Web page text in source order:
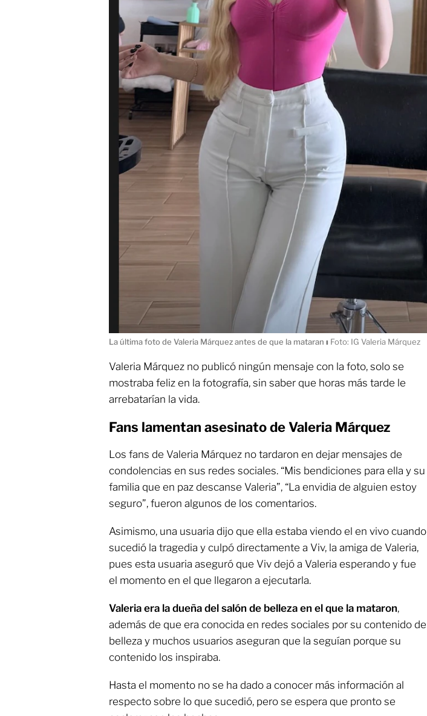
La última foto de Valeria Márquez antes de que la mataran ı Foto: IG Valeria Márquez
Valeria Márquez no publicó ningún mensaje con la foto, solo se
mostraba feliz en la fotografía, sin saber que horas más tarde le
arrebatarían la vida.
Fans lamentan asesinato de Valeria Márquez
Los fans de Valeria Márquez no tardaron en dejar mensajes de
condolencias en sus redes sociales. “Mis bendiciones para ella y su
familia que en paz descanse Valeria”, “La envidia de alguien estoy
seguro”, fueron algunos de los comentarios.
Asimismo, una usuaria dijo que ella estaba viendo el en vivo cuando
sucedió la tragedia y culpó directamente a Viv, la amiga de Valeria,
pues esta usuaria aseguró que Viv dejó a Valeria esperando y fue
el momento en el que llegaron a ejecutarla.
Valeria era la dueña del salón de belleza en el que la mataron,
además de que era conocida en redes sociales por su contenido de
belleza y muchos usuarios aseguran que la seguían porque su
contenido los inspiraba.
Hasta el momento no se ha dado a conocer más información al
respecto sobre lo que sucedió, pero se espera que pronto se